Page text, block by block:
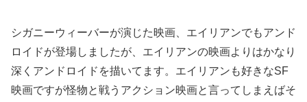
シガニーウィーバーが演じた映画、エイリアンでもアンド
ロイドが登場しましたが、エイリアンの映画よりはかなり
深くアンドロイドを描いてます。エイリアンも好きなSF
映画ですが怪物と戦うアクション映画と言ってしまえばそ